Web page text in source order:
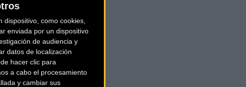
como cookies,
enviada por un dispositivo
de audiencia y
datos de localización
hacer clic para
a cabo el procesamiento
y cambiar sus